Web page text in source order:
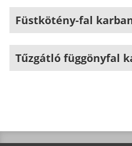
Füstkötény-fal
Tűzgátló függönyfal